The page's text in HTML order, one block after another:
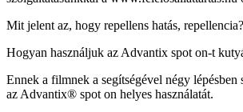
Mit jelent az, hogy repellens hatás, repellencia?
Hogyan használjuk az Advantix spot on-t
Ennek a filmnek a segítségével négy lépésben
az Advantix® spot on helyes használatát.